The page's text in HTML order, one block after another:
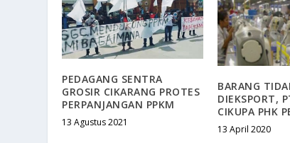
PEDAGANG SENTRA
GROSIR CIKARANG PROTES
PERPANJANGAN PPKM
13 Agustus 2021
BARANG
DIEKSPORT,
CIKUPA PHK
13 April 2020